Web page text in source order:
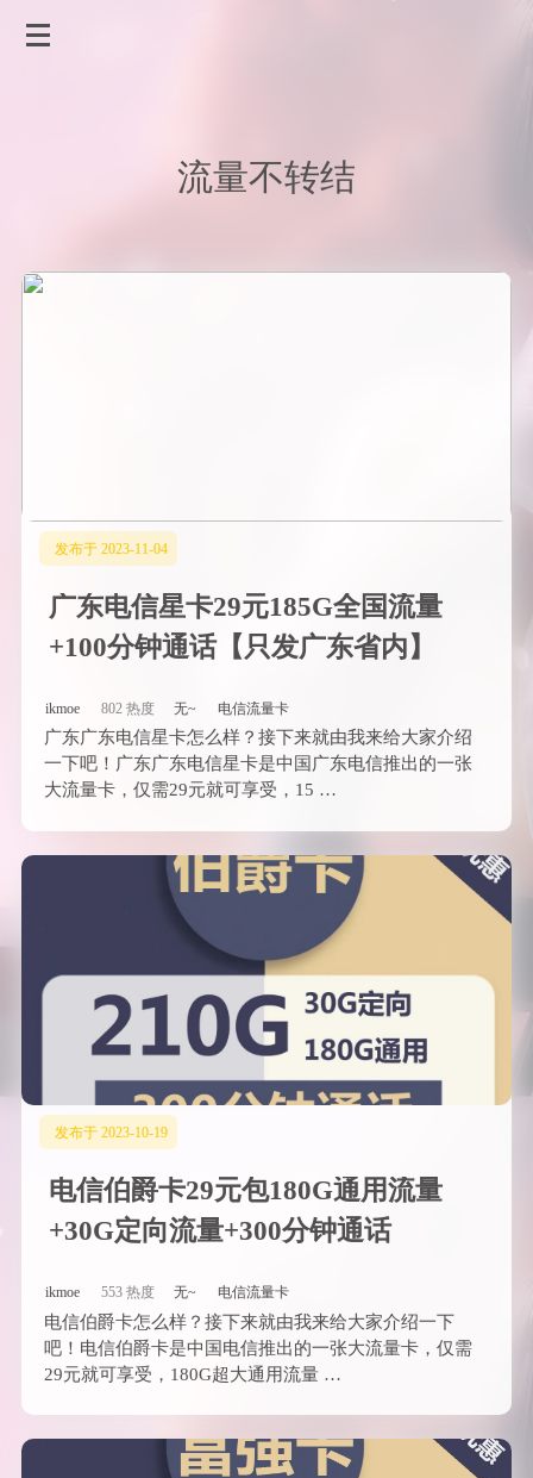
流量不转结
发布于 2023-11-04
广东电信星卡29元185G全国流量
+100分钟通话【只发广东省内】
ikmoe 802 热度 无~ 电信流量卡
广东广东电信星卡怎么样？接下来就由我来给大家介绍
一下吧！广东广东电信星卡是中国广东电信推出的一张
大流量卡，仅需29元就可享受，15 …
发布于 2023-10-19
电信伯爵卡29元包180G通用流量
+30G定向流量+300分钟通话
ikmoe 553 热度 无~ 电信流量卡
电信伯爵卡怎么样？接下来就由我来给大家介绍一下
吧！电信伯爵卡是中国电信推出的一张大流量卡，仅需
29元就可享受，180G超大通用流量 …